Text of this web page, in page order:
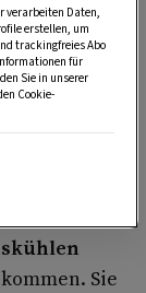
ganz
Sie
verarbeiten Daten,
erstellen, um
trackingfreies Abo
für
Sie in unserer
Cookie-